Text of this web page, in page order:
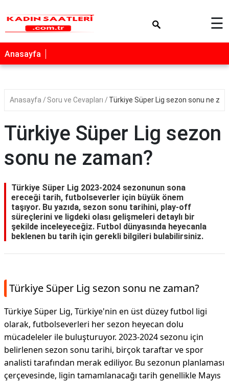
☰
Anasayfa
Anasayfa Soru ve Cevapları Türkiye Süper Lig sezon sonu ne
Türkiye Süper Lig sezon
sonu ne zaman?
Türkiye Süper Lig 2023-2024 sezonunun sona
ereceği tarih, futbolseverler için büyük önem
taşıyor. Bu yazıda, sezon sonu tarihini, play-off
süreçlerini ve ligdeki olası gelişmeleri detaylı bir
şekilde inceleyeceğiz. Futbol dünyasında heyecanla
beklenen bu tarih için gerekli bilgileri bulabilirsiniz.
Türkiye Süper Lig sezon sonu ne zaman?
Türkiye Süper Lig, Türkiye'nin en üst düzey futbol ligi
olarak, futbolseverleri her sezon heyecan dolu
mücadeleler ile buluşturuyor. 2023-2024 sezonu için
belirlenen sezon sonu tarihi, birçok taraftar ve spor
analisti tarafından merak ediliyor. Bu sezonun planlaması
çerçevesinde, ligin tamamlanacağı tarih genellikle Mayıs